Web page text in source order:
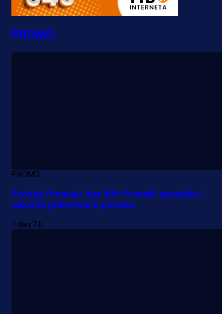
PROMO
PROMO
Počinje Premijer liga BiH: Pronađi specijale i
iskoristi jedinstvenu ponudu
1 dan 7 h